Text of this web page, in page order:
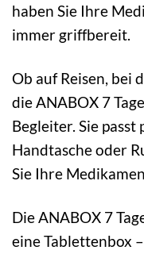
haben Sie Ihre
immer griffbereit.
Ob auf Reisen, bei
die ANABOX 7
Begleiter. Sie
Handtasche oder
Sie Ihre
Die ANABOX 7
eine Tablettenbox